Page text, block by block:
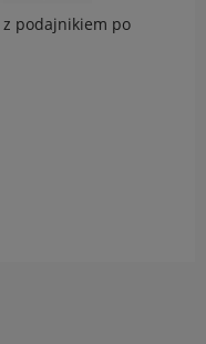
z podajnikiem po